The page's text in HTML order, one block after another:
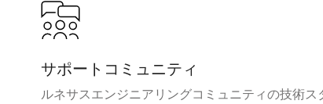
サポートコミュニティ
ルネサスエンジニアリングコミュニティの技術ス